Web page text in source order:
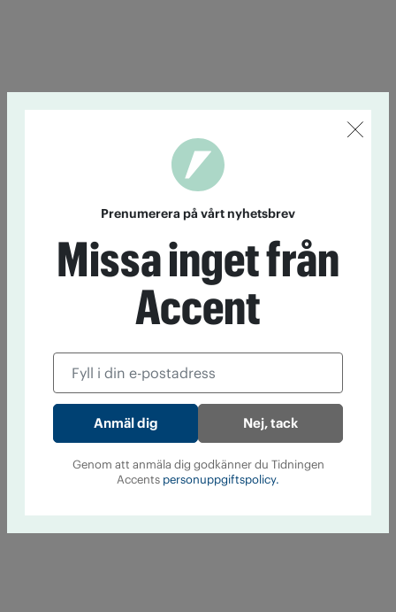
Prenumerera på vårt nyhetsbrev
Missa inget från
Accent
Nej, tack
Genom att anmäla dig godkänner du Tidningen
Accents personuppgiftspolicy.